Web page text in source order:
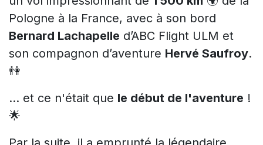
Pologne à la France, avec à son bord
Bernard Lachapelle d’ABC Flight ULM et
son compagnon d’aventure Hervé Saufroy.
👫
… et ce n'était que le début de l'aventure !
🌟